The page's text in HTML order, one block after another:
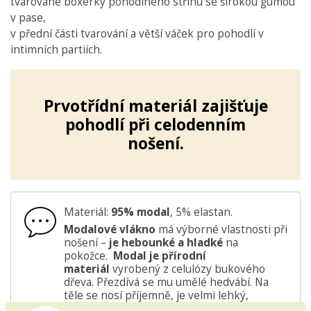
v pase,
v přední části tvarování a větší váček pro pohodlí v
intimních partiích.
Prvotřídní materiál zajišťuje
pohodlí při celodenním
nošení.
Materiál: 95% modal, 5% elastan.
Modalové vlákno má výborné vlastnosti při
nošení – je hebounké a hladkéna
pokožce. Modal je přírodní
materiál vyrobený z celulózy bukového
dřeva. Přezdívá se mu umělé hedvábí. Na
těle se nosí příjemně, je velmi lehký,